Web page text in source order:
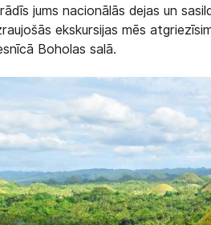
jums nacionālās dejas un
ekskursijas mēs
Boholas salā.